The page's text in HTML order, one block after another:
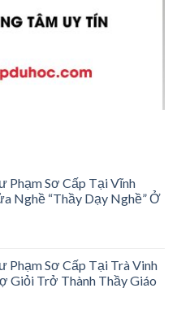
Phạm Sơ Cấp Tại Vĩnh
Nghề “Thầy Dạy Nghề” Ở
Phạm Sơ Cấp Tại Trà Vinh
Giỏi Trở Thành Thầy Giáo